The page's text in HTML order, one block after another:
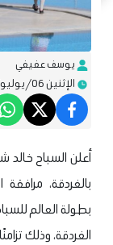
يوسف عفيفي
الإثنين 06/يوليو/2026 - 12:49 م
أعلن السباح خالد
بالغردقة،
الغردقة، وذلك